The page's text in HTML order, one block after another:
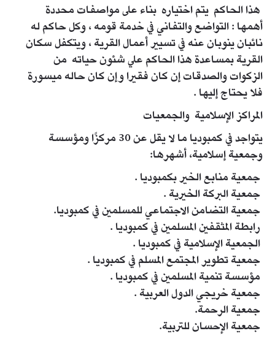
هذا الحاكم يتم اختياره بناء على مواصفات محددة
أهمها : التواضع والتفاني في خدمة قومه ، وكل حاكم له
نائبان ينوبان عنه في تسيير أعمال القرية ، ويتكفل سكان
القرية بمساعدة هذا الحاكم علي شئون حياته من
الزكوات والصدقات إن كان فقيرا وإن كان حاله ميسورة
فلا يحتاج إليها .
المراكز الإسلامية والجمعيات
يتواجد في كمبوديا ما لا يقل عن 30 مركزًا ومؤسسة
وجمعية إسلامية، أشهرها:
جمعية منابع الخير بكمبوديا .
جمعية البركة الخيرية .
جمعية التضامن الاجتماعي للمسلمين في كمبوديا.
رابطة المثقفين المسلمين في كمبوديا .
الجمعية الإسلامية في كمبوديا .
جمعية تطوير المجتمع المسلم في كمبوديا .
مؤسسة تنمية المسلمين في كمبوديا .
جمعية خريجي الدول العربية .
جمعية الرحمة.
جمعية الإحسان للتربية.